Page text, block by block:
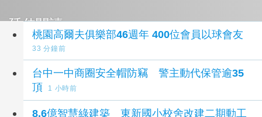
延伸閱讀
桃園高爾夫俱樂部46週年 400位會員以球會友
33 分鐘前
台中一中商圈安全帽防竊 警主動代保管逾35
頂
1 小時前
8.6億智慧綠建築 東新國小校舍改建二期動工